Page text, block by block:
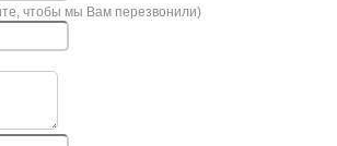
чтобы мы Вам перезвонили)